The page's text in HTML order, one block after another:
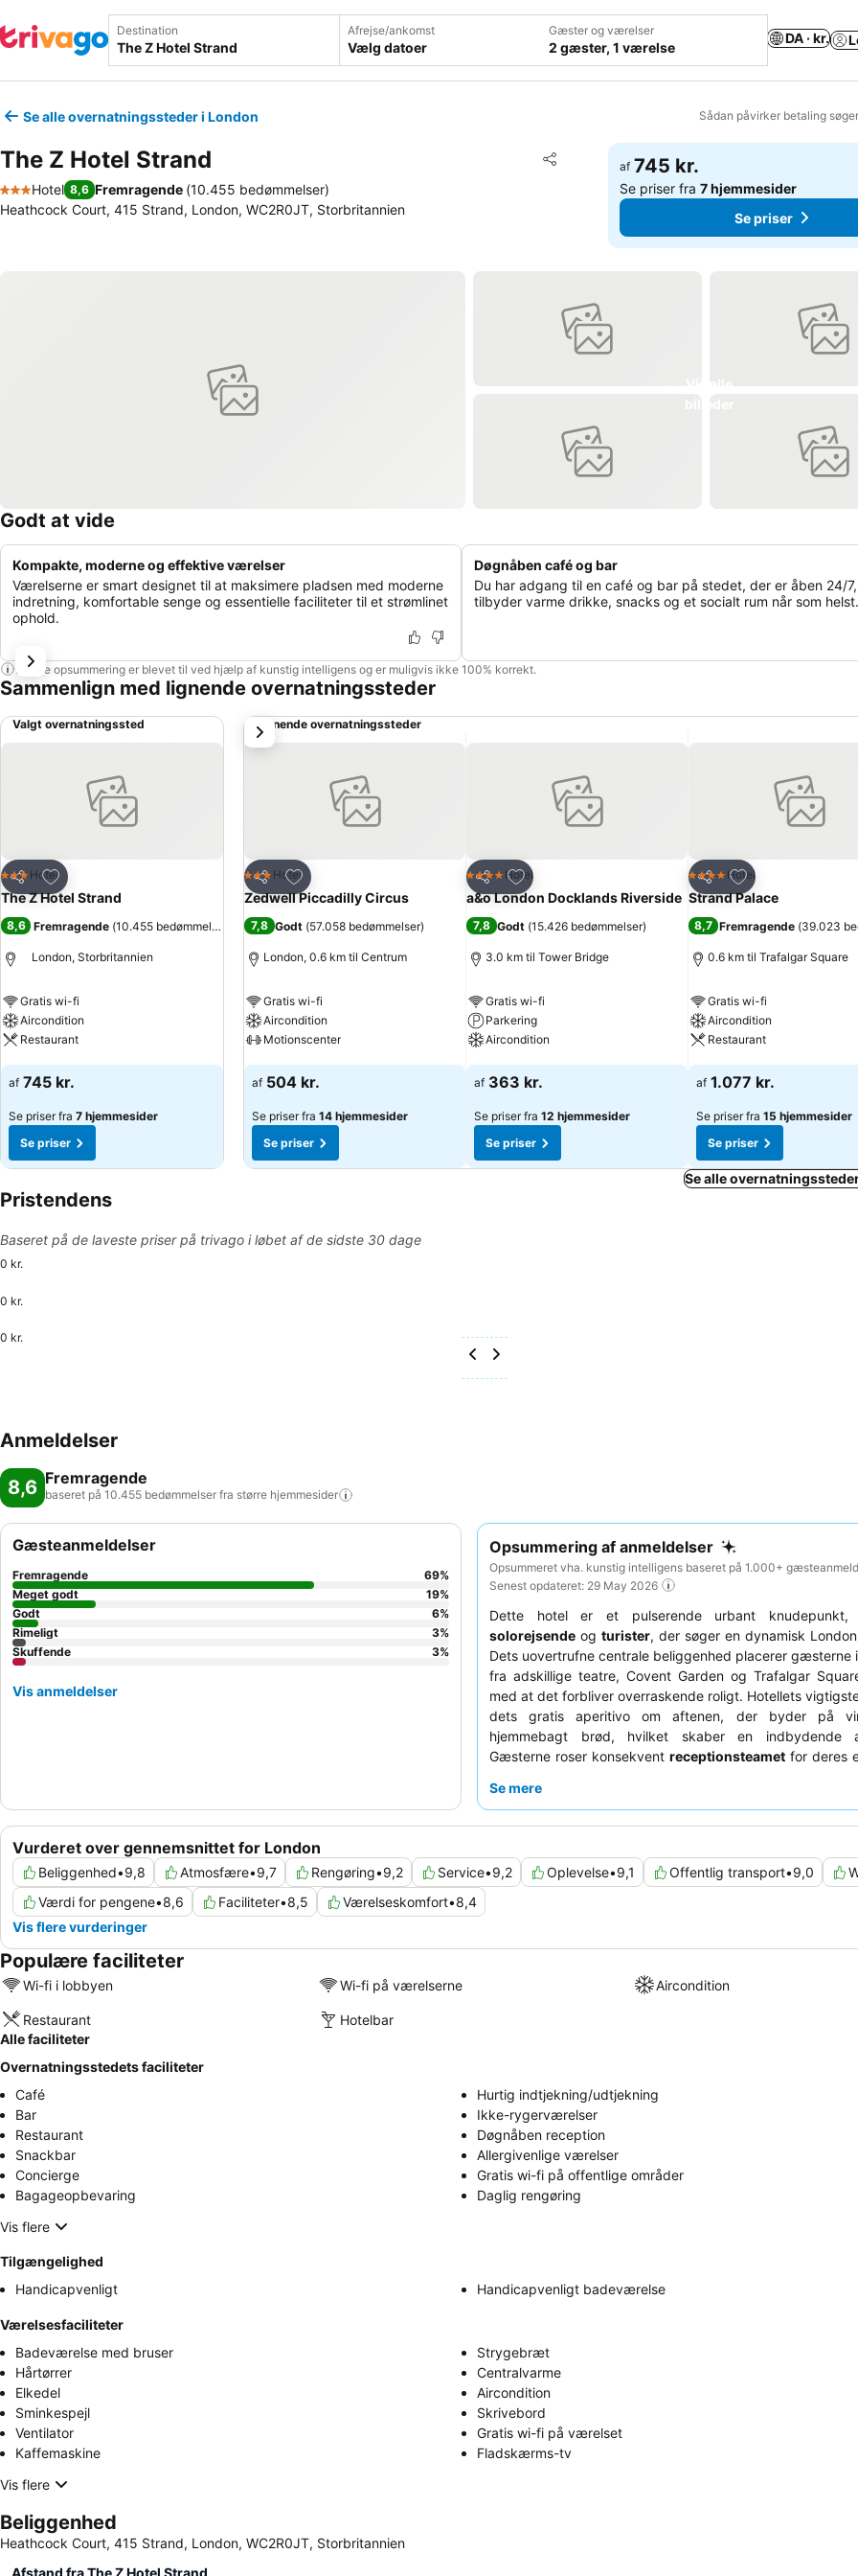
Destination Afrejse/ankomst
Vælg datoer
Gæster og værelser
2 gæster, 1 værelse
DA · kr.
Se alle overnatningssteder i London Sådan påvirker betaling
The Z Hotel Strand Del
Føj til favoritter
3 Stjerner
Hotel 8,6 Fremragende (10.455 bedømmelser)
Heathcock Court, 415 Strand, London, WC2R0JT, Storbritannien
af 745 kr.
Se priser fra7 hjemmesider
Se priser
Godt at vide
Kompakte, moderne og effektive værelser
Værelserne er smart designet til at maksimere pladsen med moderne
indretning, komfortable senge og essentielle faciliteter til et strømlinet
ophold.
Døgnåben café og bar
Du har adgang til en café og bar på stedet, der er åben 24/
tilbyder varme drikke, snacks og et socialt rum når som helst.
Denne opsummering er blevet til ved hjælp af kunstig intelligens og er muligvis ikke 100% korrekt.
Sammenlign med lignende overnatningssteder
Valgt overnatningssted
Del
Føj til favoritter
3 Stjerner
Hotel
The Z Hotel Strand
8,6 Fremragende (10.455 bedømmelser
London, Storbritannien
Gratis wi-fi
Aircondition
Restaurant
Se priser
af 745 kr.
Se priser fra 7 hjemmesider
Se priser
Lignende overnatningssteder
Del
Føj til favoritter
3 Stjerner
Hotel
Zedwell Piccadilly Circus
7,8 Godt (57.058 bedømmelser)
London, 0.6 km til Centrum
Gratis wi-fi
Aircondition
Motionscenter
Se priser
af 504 kr.
Se priser fra 14 hjemmesider
Se priser
Del
Føj til favoritter
4 StjernerHotel
a&o London Docklands Riverside
7,8 Godt (15.426 bedømmelser)
3.0 km til Tower Bridge
Gratis wi-fi
Parkering
Aircondition
Se priser
af 363 kr.
Se priser fra 12 hjemmesider
Se priser
Del
Føj til favoritter
4 StjernerHotel
Strand Palace
8,7 Fremragende (39.023
0.6 km til Trafalgar Square
Gratis wi-fi
Aircondition
Restaurant
Se priser
af 1.077 kr.
Se priser fra 15 hjemmesider
Se priser
næste
Se alle
Pristendens
Baseret på de laveste priser på trivago i løbet af de sidste 30 dage
0 kr.
0 kr.
0 kr.
Anmeldelser
8,6 Fremragende
baseret på 10.455 bedømmelser fra større hjemmesider
Opsummering af anmeldelser
Opsummeret vha. kunstig intelligens baseret på 1.000+
Senest opdateret: 29 May 2026
Dette hotel er et pulserende urbant
solorejsende og turister, der søger en dynamisk
Dets uovertrufne centrale beliggenhed placerer gæsterne
fra adskillige teatre, Covent Garden og Trafalgar
med at det forbliver overraskende roligt. Hotellets
dets gratis aperitivo om aftenen, der byder på
hjemmebagt brød, hvilket skaber en indbydende
Gæsterne roser konsekvent receptionsteamet for deres
og sen check-ud. For et mere roligt ophold kan du
Se mere
Vurderet over gennemsnittet for London
Beliggenhed•9,8 Atmosfære•9,7 Rengøring•9,2 Service•9,2 Oplevelse•9,1 Offentlig transport•9,0
Værdi for pengene•8,6 Faciliteter•8,5 Værelseskomfort•8,4
Vis flere vurderinger
Gæsteanmeldelser
Fremragende 69%
Meget godt
19%
Godt
6%
Rimeligt
3%
Skuffende
3%
Vis anmeldelser
Populære faciliteter
Wi-fi i lobbyen Wi-fi på værelserne Aircondition
Restaurant
Hotelbar
Alle faciliteter
Overnatningsstedets faciliteter
Café
Hurtig indtjekning/udtjekning
Bar
Ikke-rygerværelser
Restaurant
Døgnåben reception
Snackbar
Allergivenlige værelser
Concierge
Gratis wi-fi på offentlige områder
Bagageopbevaring
Daglig rengøring
Vis flere
Tilgængelighed
Handicapvenligt
Handicapvenligt badeværelse
Værelsesfaciliteter
Badeværelse med bruser
Strygebræt
Hårtørrer
Centralvarme
Elkedel
Aircondition
Sminkespejl
Skrivebord
Ventilator
Gratis wi-fi på værelset
Kaffemaskine
Fladskærms-tv
Vis flere
Beliggenhed
Heathcock Court, 415 Strand, London, WC2R0JT, Storbritannien